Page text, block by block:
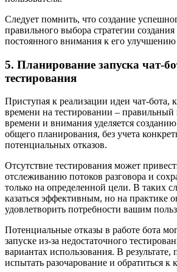
Следует помнить, что создание
правильного выбора стратегии создания
постоянного внимания к его
5. Планирование запуска чат-
тестирования
Приступая к реализации идеи чат-бота,
времени на тестировании –
времени и внимания уделяется
общего планирования, без учета
потенциальных отказов.
Отсутствие тестирования может
отслеживанию потоков разговора и
только на определенной цели. В таких
казаться эффективным, но на практике
удовлетворить потребности вашим
Потенциальные отказы в работе бота
запуске из-за недостаточного
вариантах использования. В результате,
испытать разочарование и обратиться к